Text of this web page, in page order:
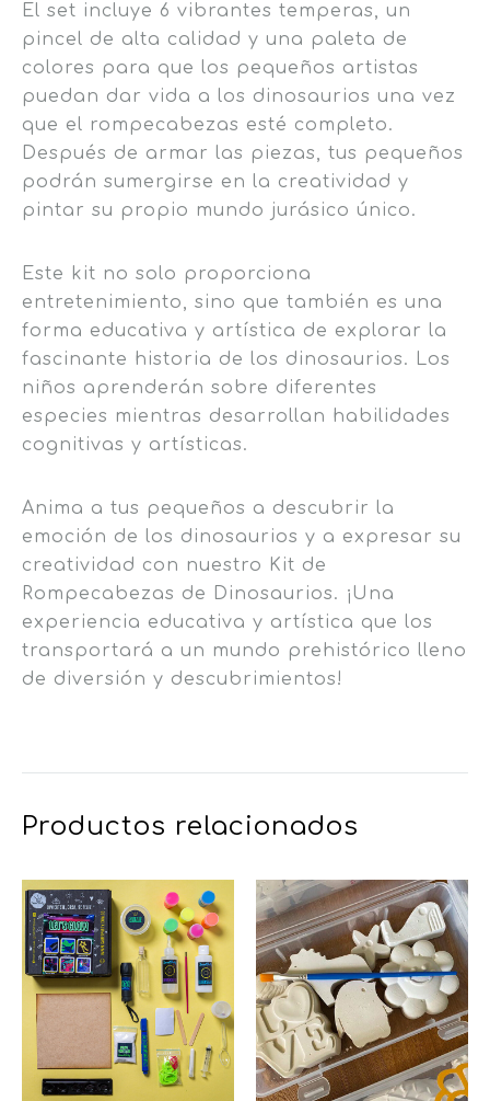
El set incluye 6 vibrantes temperas, un
pincel de alta calidad y una paleta de
colores para que los pequeños artistas
puedan dar vida a los dinosaurios una vez
que el rompecabezas esté completo.
Después de armar las piezas, tus pequeños
podrán sumergirse en la creatividad y
pintar su propio mundo jurásico único.
Este kit no solo proporciona
entretenimiento, sino que también es una
forma educativa y artística de explorar la
fascinante historia de los dinosaurios. Los
niños aprenderán sobre diferentes
especies mientras desarrollan habilidades
cognitivas y artísticas.
Anima a tus pequeños a descubrir la
emoción de los dinosaurios y a expresar su
creatividad con nuestro Kit de
Rompecabezas de Dinosaurios. ¡Una
experiencia educativa y artística que los
transportará a un mundo prehistórico lleno
de diversión y descubrimientos!
Productos relacionados